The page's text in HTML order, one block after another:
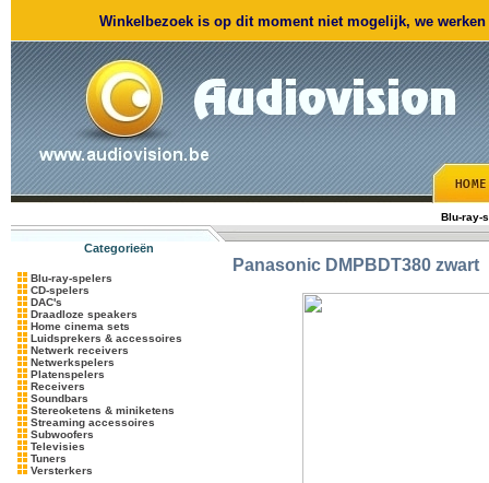
Winkelbezoek is op dit moment niet mogelijk, we
Blu-ray-
Categorieën
Blu-ray-spelers
CD-spelers
DAC's
Draadloze speakers
Home cinema sets
Luidsprekers & accessoires
Netwerk receivers
Netwerkspelers
Platenspelers
Receivers
Soundbars
Stereoketens & miniketens
Streaming accessoires
Subwoofers
Televisies
Tuners
Versterkers
Panasonic DMPBDT380 zwart